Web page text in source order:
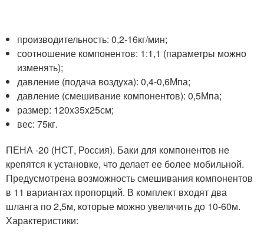
производительность: 0,2-16кг/мин;
соотношение компонентов: 1:1,1 (параметры можно
изменять);
давление (подача воздуха): 0,4-0,6Мпа;
давление (смешивание компонентов): 0,5Мпа;
размер: 120x35x25см;
вес: 75кг.
ПЕНА -20 (НСТ, Россия). Баки для компонентов не
крепятся к установке, что делает ее более мобильной.
Предусмотрена возможность смешивания компонентов
в 11 вариантах пропорций. В комплект входят два
шланга по 2,5м, которые можно увеличить до 10-60м.
Характеристики: